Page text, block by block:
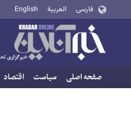
فارسی العربية English
صفحه اصلی سیاست اقتصاد